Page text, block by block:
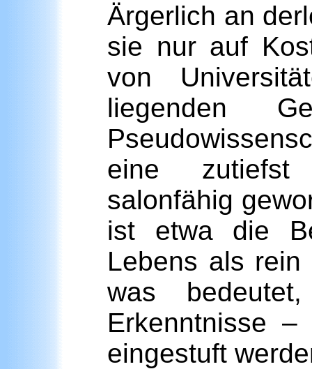
Ärgerlich an
sie nur auf
von
liegenden
eine zutiefst
salonfähig
ist etwa die
Lebens als rein
was
Erkenntnisse
eingestuft